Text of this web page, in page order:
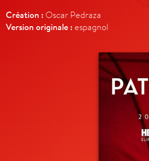
Création : Oscar Pedraza
Version originale : espagnol